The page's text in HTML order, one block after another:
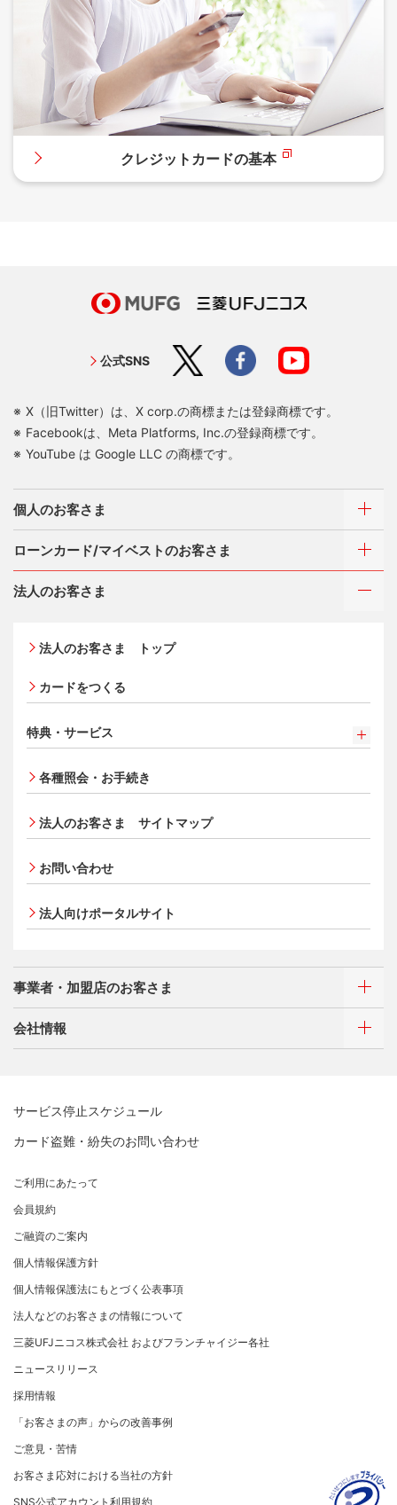
クレジットカードの基本
公式SNS
X（旧Twitter）は、X corp.の商標または登録商標です。
Facebookは、Meta Platforms, Inc.の登録商標です。
YouTube は Google LLC の商標です。
個人のお客さま
カードをつくるトップ
三菱ＵＦＪカード ゴールド
三菱ＵＦＪカード・プラチナ・アメリカン・エキスプレ
・カード
オンライン入会申し込みの流れ
追加できるカード・機能
UnionPay（銀聯）カード
家族カード
Apple Pay
タッチ決済
ポイントプログラム
選べるお支払方法
カードローン・キャッシング
お客さまサポート
ポイントプログラム
特典・サービス
選べるお支払方法
サイトマップ
会員サイト
ポイントプログラム
キャッシング
お客さまサポート
ローンカード/マイベストのお客さま
ご利用・お支払い方法
借入時残高スライドリボルビング方式
Q&A・お問い合わせ
三菱UFJニコス ローンカード 各種規約
法人のお客さま
法人のお客さま トップ
カードをつくる
特典・サービス
三菱ＵＦＪカード会員の方
アメリカン・エキスプレス ®・カード 会員限定サービス
プラチナ会員さま専用の特別なサービス Platinum
Special Service
大規模企業のお客さまだけにご利用いただけるサービス
各種照会・お手続き
法人のお客さま サイトマップ
お問い合わせ
法人向けポータルサイト
事業者・加盟店のお客さま
お取り扱いいただけるカード情報とお支払い情報
加盟店規約/その他ご注意事項
個人情報のお取り扱いに関するお願い
[EC加盟店さまへ] 情報漏えい対策のお願い
[EC加盟店さまへ] 不正ログイン対策のお願い
各種お問い合わせ
「三菱UFJニコスギフトカード」お取り扱いに関するご
注意点（加盟店さま向け）
サービス・ソリューション
ト）
セキュリティサービス
よくあるご質問
事業者・加盟店のお客さま
法人向けポータルサイト
会社情報
三菱UFJニコスについて
経営ビジョン・行動規範
企業姿勢・ポリシー
コンプライアンス
コーポレートガバナンスについて
情報セキュリティの取り組み
リスク管理
マネー・ローンダリングおよびテロ資金供与等の対策に
関する取り組み
個人情報保護方針
クレジットポリシー
金融商品販売などの勧誘方針
お客さま応対における当社の方針
サステナビリティへの取り組み
サステナビリティへの取り組み
SDGsの達成に向けて
復興支援活動
お客さまに寄り添う
従業員とともに
MUFGグループ/サステナビリティサイト
ニュースリリース
お問い合わせ
重要なお知らせ
サービス停止スケジュール
カード盗難・紛失のお問い合わせ
ご利用にあたって
会員規約
ご融資のご案内
個人情報保護方針
個人情報保護法にもとづく公表事項
法人などのお客さまの情報について
三菱UFJニコス株式会社 およびフランチャイジー各社
ニュースリリース
採用情報
「お客さまの声」からの改善事例
ご意見・苦情
お客さま応対における当社の方針
SNS公式アカウント利用規約